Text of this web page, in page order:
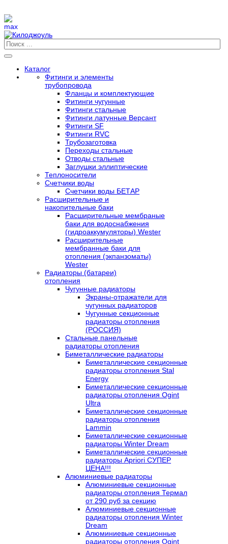
Каталог
Фитинги и элементы
трубопровода
Фланцы и комплектующие
Фитинги чугунные
Фитинги стальные
Фитинги латунные Версант
Фитинги SF
Фитинги RVC
Трубозаготовка
Переходы стальные
Отводы стальные
Заглушки эллиптические
Теплоносители
Счетчики воды
Счетчики воды БЕТАР
Расширительные и
накопительные баки
Расширительные мембраные
баки для водоснабжения
(гидроаккумуляторы) Wester
Расширительные
мембранные баки для
отопления (экпанзоматы)
Wester
Радиаторы (батареи)
отопления
Чугунные радиаторы
Экраны-отражатели для
чугунных радиаторов
Чугунные секционные
радиаторы отопления
(РОССИЯ)
Стальные панельные
радиаторы отопления
Биметаллические радиаторы
Биметаллические секционные
радиаторы отопления Stal
Energy
Биметаллические секционные
радиаторы отопления Ogint
Ultra
Биметаллические секционные
радиаторы отопления
Lammin
Биметаллические секционные
радиаторы Winter Dream
Биметаллические секционные
радиаторы Apriori СУПЕР
ЦЕНА!!!
Алюминиевые радиаторы
Алюминиевые секционные
радиаторы отопления Термал
от 290 руб за секцию
Алюминиевые секционные
радиаторы отопления Winter
Dream
Алюминиевые секционные
радиаторы отопления Ogint